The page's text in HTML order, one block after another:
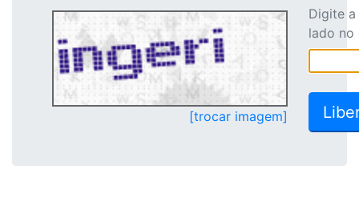
[trocar imagem]
Digite
lado no